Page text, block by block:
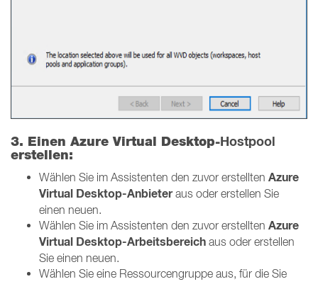
3. Einen Azure Virtual Desktop-Hostpool
erstellen:
Wählen Sie im Assistenten den zuvor erstellten Azure
Virtual Desktop-Anbieteraus oder erstellen Sie
einen neuen.
Wählen Sie im Assistenten den zuvor erstellten Azure
Virtual Desktop-Arbeitsbereich aus oder erstellen
Sie einen neuen.
Wählen Sie eine Ressourcengruppe aus, für die Sie